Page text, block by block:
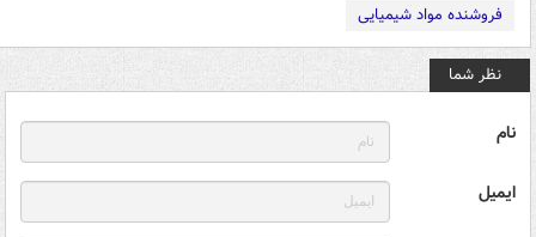
فروشنده مواد شیمیایی
نظر شما
نام
ایمیل